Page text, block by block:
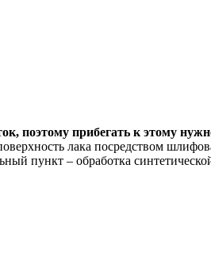
поэтому прибегать к этому
лака посредством
пункт – обработка